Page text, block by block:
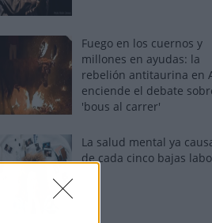
Fuego en los cuernos y
millones en ayudas: la
rebelión antitaurina en
enciende el debate
'bous al carrer'
La salud mental ya
de cada cinco bajas